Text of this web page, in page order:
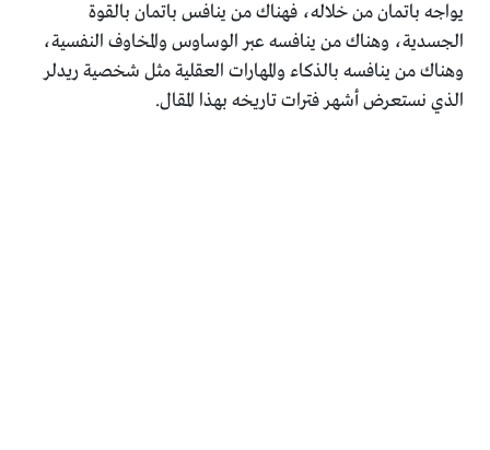
يواجه باتمان من خلاله، فهناك من ينافس باتمان بالقوة
الجسدية، وهناك من ينافسه عبر الوساوس والمخاوف النفسية،
وهناك من ينافسه بالذكاء والمهارات العقلية مثل شخصية ريدلر
الذي نستعرض أشهر فترات تاريخه بهذا المقال.